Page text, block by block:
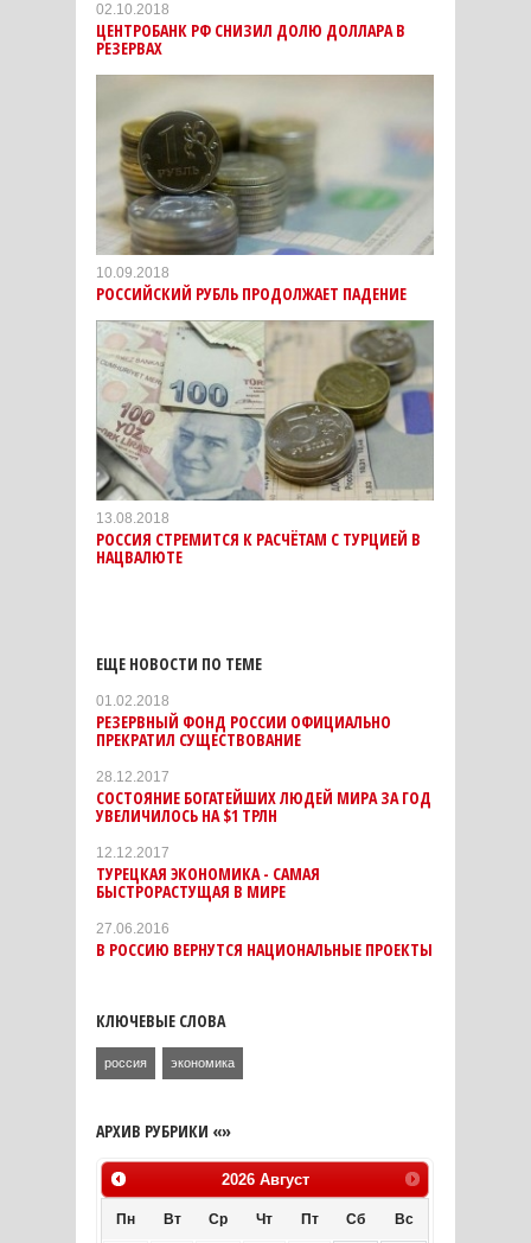
02.10.2018
ЦЕНТРОБАНК РФ СНИЗИЛ ДОЛЮ ДОЛЛАРА В
РЕЗЕРВАХ
10.09.2018
РОССИЙСКИЙ РУБЛЬ ПРОДОЛЖАЕТ ПАДЕНИЕ
13.08.2018
РОССИЯ СТРЕМИТСЯ К РАСЧЁТАМ С ТУРЦИЕЙ В
НАЦВАЛЮТЕ
ЕЩЕ НОВОСТИ ПО ТЕМЕ
01.02.2018
РЕЗЕРВНЫЙ ФОНД РОССИИ ОФИЦИАЛЬНО
ПРЕКРАТИЛ СУЩЕСТВОВАНИЕ
28.12.2017
СОСТОЯНИЕ БОГАТЕЙШИХ ЛЮДЕЙ МИРА ЗА ГОД
УВЕЛИЧИЛОСЬ НА $1 ТРЛН
12.12.2017
ТУРЕЦКАЯ ЭКОНОМИКА - САМАЯ
БЫСТРОРАСТУЩАЯ В МИРЕ
27.06.2016
В РОССИЮ ВЕРНУТСЯ НАЦИОНАЛЬНЫЕ ПРОЕКТЫ
КЛЮЧЕВЫЕ СЛОВА
россия экономика
АРХИВ РУБРИКИ «»
2026 Август
Пн Вт Ср Чт Пт Сб Вс